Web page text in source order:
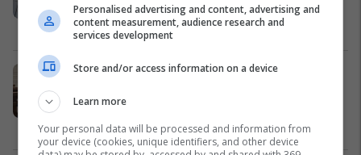
për dy të akuzuarit
Drejtësi 20/10/2024
Apeli refuzon kërkesën për hedhjen
për mosdeklarim të pasurisë
Drejtësi 16/10/2024
Personalised advertising and content, advertising and
content measurement, audience research and
services development
Store and/or access information on a device
Learn more
Your personal data will be processed and information from
your device (cookies, unique identifiers, and other device